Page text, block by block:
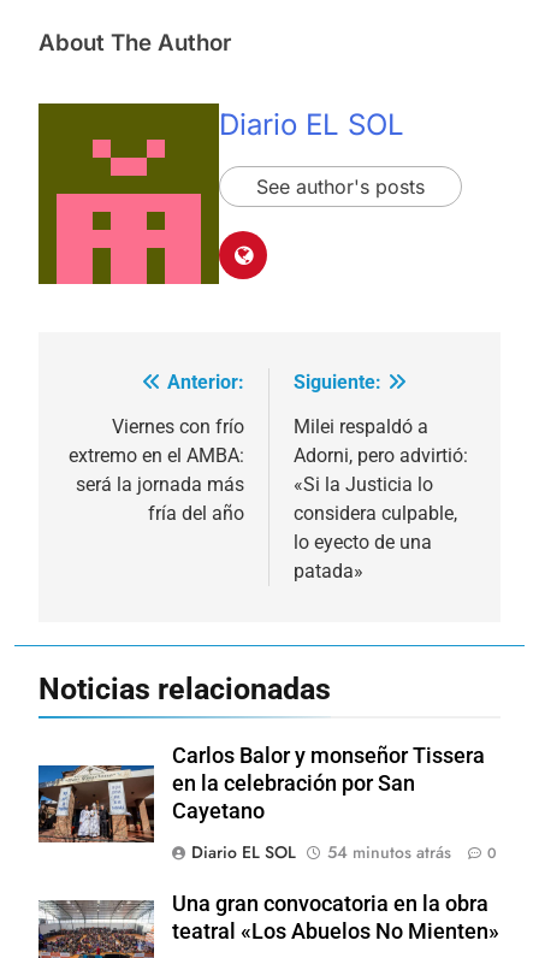
About The Author
Diario EL SOL
See author's posts
Navegación
entradas
Anterior:
Viernes con frío
extremo en el AMBA:
será la jornada más
fría del año
Siguiente:
Milei respaldó a
Adorni, pero advirtió:
«Si la Justicia lo
considera culpable,
lo eyecto de una
patada»
Noticias relacionadas
Carlos Balor y monseñor Tissera
en la celebración por San
Cayetano
Diario EL SOL
54 minutos atrás 0
Una gran convocatoria en la obra
teatral «Los Abuelos No Mienten»